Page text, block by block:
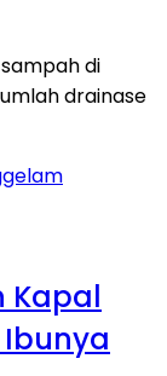
di
drainase
Kapal